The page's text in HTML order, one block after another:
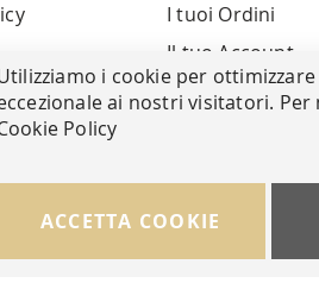
I tuoi Ordini
Il tuo Account
i cookie per
ai nostri visitatori.
Policy
ACCETTA COOKIE